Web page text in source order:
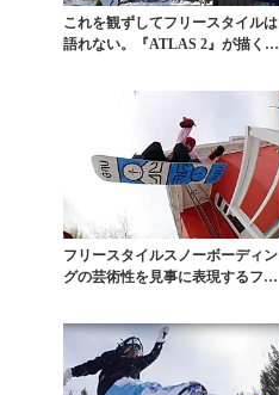
これを観ずしてフリースタイルは
語れない。『ATLAS 2』が描く、
フリースタイルスノーボーディン
グの芸術性を見事に表現するフォ